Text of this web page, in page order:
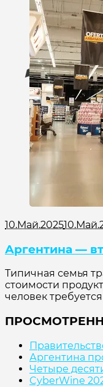
10.Май.2025
Аргентина —
Типичная семья
стоимости
человек
Аргентина
Четыре
CyberWine